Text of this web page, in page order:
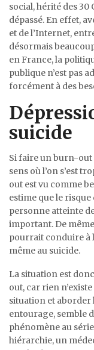
social, hérité des
dépassé. En effet,
et de l’Internet,
désormais
en France, la
publique n’est pas
forcément à des
suicide
Si faire un burn-out
sens où l’on s’est
out est vu comme
estime que le
personne atteinte
important. De
pourrait conduire à
même au suicide.
La situation est
out, car rien
situation et aborder
entourage, semble
phénomène au
hiérarchie, un